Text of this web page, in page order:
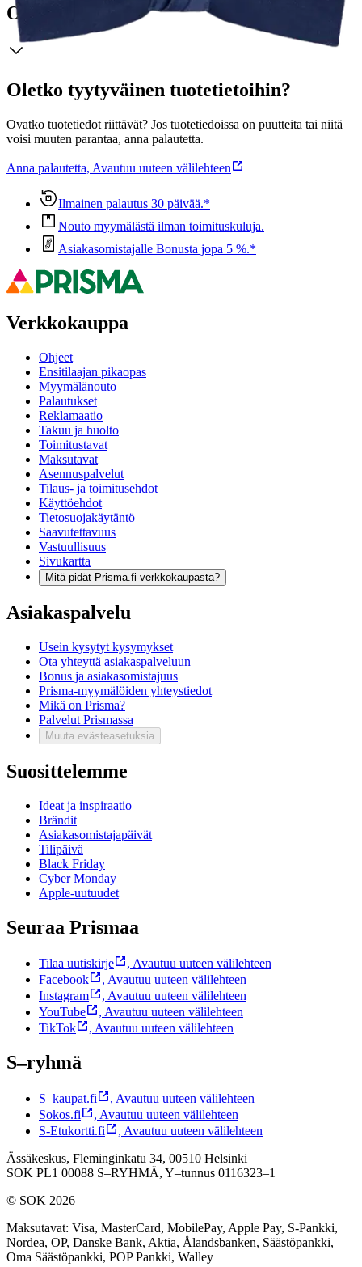
Ominaisuudet
Oletko tyytyväinen tuotetietoihin?
Ovatko tuotetiedot riittävät? Jos tuotetiedoissa on puutteita tai niitä
voisi muuten parantaa, anna palautetta.
Anna palautetta, Avautuu uuteen välilehteen
Ilmainen palautus 30 päivää.*
Nouto myymälästä ilman toimituskuluja.
Asiakasomistajalle Bonusta jopa 5 %.*
Verkkokauppa
Ohjeet
Ensitilaajan pikaopas
Myymälänouto
Palautukset
Reklamaatio
Takuu ja huolto
Toimitustavat
Maksutavat
Asennuspalvelut
Tilaus- ja toimitusehdot
Käyttöehdot
Tietosuojakäytäntö
Saavutettavuus
Vastuullisuus
Sivukartta
Mitä pidät Prisma.fi-verkkokaupasta?
Asiakaspalvelu
Usein kysytyt kysymykset
Ota yhteyttä asiakaspalveluun
Bonus ja asiakasomistajuus
Prisma-myymälöiden yhteystiedot
Mikä on Prisma?
Palvelut Prismassa
Muuta evästeasetuksia
Suosittelemme
Ideat ja inspiraatio
Brändit
Asiakasomistajapäivät
Tilipäivä
Black Friday
Cyber Monday
Apple-uutuudet
Seuraa Prismaa
Tilaa uutiskirje , Avautuu uuteen välilehteen
Facebook
, Avautuu uuteen välilehteen
Instagram
, Avautuu uuteen välilehteen
YouTube
, Avautuu uuteen välilehteen
TikTok
, Avautuu uuteen välilehteen
S–ryhmä
S–kaupat.fi , Avautuu uuteen välilehteen
Sokos.fi
, Avautuu uuteen välilehteen
S-Etukortti.fi
, Avautuu uuteen välilehteen
Ässäkeskus, Fleminginkatu 34, 00510 Helsinki
SOK PL1 00088 S–RYHMÄ, Y–tunnus 0116323–1
© SOK 2026
Maksutavat: Visa, MasterCard, MobilePay, Apple Pay, S-Pankki,
Nordea, OP, Danske Bank, Aktia, Ålandsbanken, Säästöpankki,
Oma Säästöpankki, POP Pankki, Walley